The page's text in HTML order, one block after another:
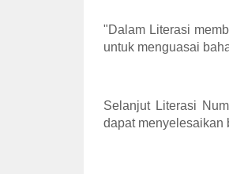
"Dalam Literasi
untuk menguasai
Selanjut Literasi
dapat menyelesaikan